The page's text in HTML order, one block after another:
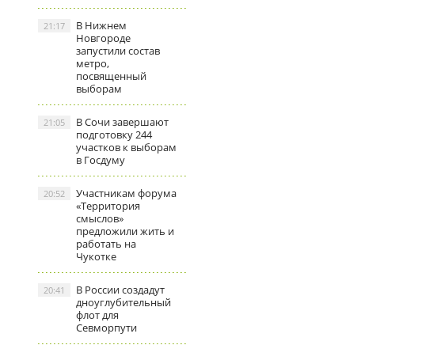
В Нижнем
Новгороде
запустили состав
метро,
посвященный
выборам
21:17
В Сочи завершают
подготовку 244
участков к выборам
в Госдуму
21:05
Участникам форума
«Территория
смыслов»
предложили жить и
работать на
Чукотке
20:52
В России создадут
дноуглубительный
флот для
Севморпути
20:41